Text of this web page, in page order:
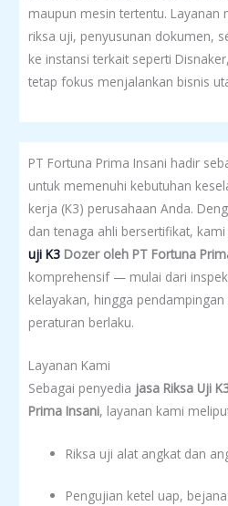
maupun mesin tertentu. Layanan
riksa uji, penyusunan dokumen,
ke instansi terkait seperti
tetap fokus menjalankan bisnis
PT Fortuna Prima Insani hadir
untuk memenuhi kebutuhan
kerja (K3) perusahaan Anda.
dan tenaga ahli bersertifikat,
uji K3 Dozer oleh PT Fortuna
komprehensif — mulai dari
kelayakan, hingga
peraturan berlaku.
Layanan Kami
Sebagai penyedia jasa Riksa Uji
Prima Insani, layanan kami
Riksa uji alat angkat dan
Pengujian ketel uap,